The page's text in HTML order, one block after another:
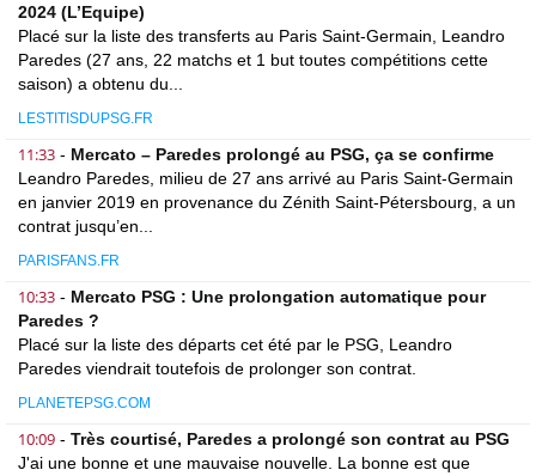
2024 (L’Equipe)
Placé sur la liste des transferts au Paris Saint-Germain, Leandro
Paredes (27 ans, 22 matchs et 1 but toutes compétitions cette
saison) a obtenu du...
LESTITISDUPSG.FR
11:33 - Mercato – Paredes prolongé au PSG, ça se confirme
Leandro Paredes, milieu de 27 ans arrivé au Paris Saint-Germain
en janvier 2019 en provenance du Zénith Saint-Pétersbourg, a un
contrat jusqu’en...
PARISFANS.FR
10:33 - Mercato PSG : Une prolongation automatique pour
Paredes ?
Placé sur la liste des départs cet été par le PSG, Leandro
Paredes viendrait toutefois de prolonger son contrat.
PLANETEPSG.COM
10:09 - Très courtisé, Paredes a prolongé son contrat au PSG
J'ai une bonne et une mauvaise nouvelle. La bonne est que